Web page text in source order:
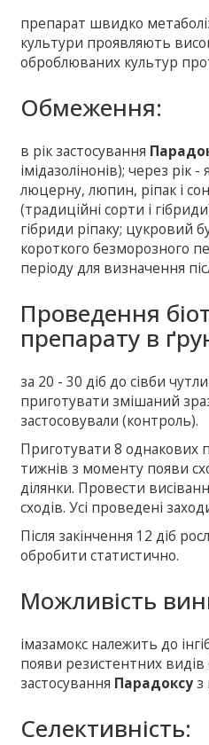
препарат швидко
культури проявляють
оброблюваних культур
Обмеження:
в рік застосування
імідазолінонів); через
люцерну, люпин, ріпак і
(традиційні сорти і
гібриди ріпаку; цукровий
короткого безморозного
періоду для визначення
Проведення
препарату в
за 20 - 30 діб до сівби
приготувати змішаний
застосовували (контроль).
Приготувати 8 однакових
тижнів з моменту появи
ділянки. Провести
сходів. Усі проведені
Після закінчення 12 діб
обробити статистично.
Можливість
імазамокс належить до
появи резистентних видів
застосування Парадоксуз
Селективність: